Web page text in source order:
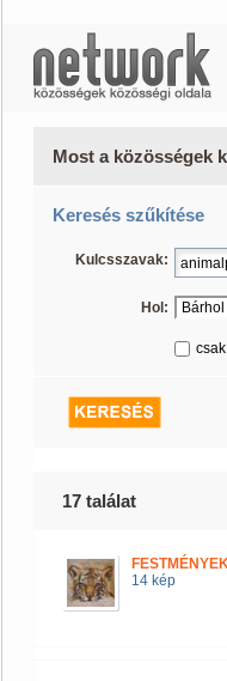
Most a közösségek
Keresés szűkítése
Kulcsszavak:
Hol:
17 találat
14 kép